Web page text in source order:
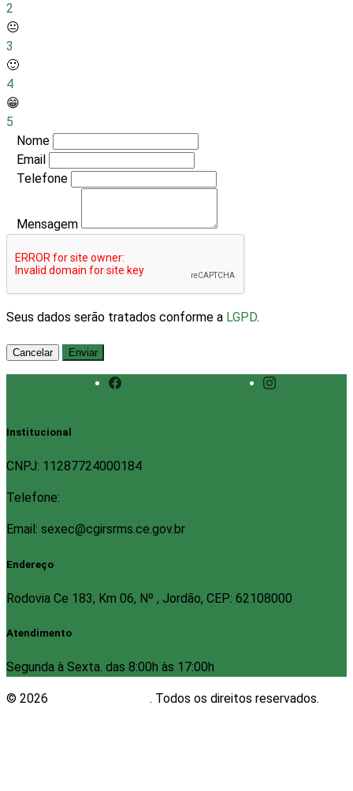
2
😐
3
🙂
4
😁
5
Nome
Email
Telefone
Mensagem
Seus dados serão tratados conforme a LGPD.
Cancelar Enviar
Institucional
CNPJ: 11287724000184
Telefone:
Email: sexec@cgirsrms.ce.gov.br
Endereço
Rodovia Ce 183, Km 06, Nº , Jordão, CEP: 62108000
Atendimento
Segunda à Sexta. das 8:00h às 17:00h
© 2026 . Todos os direitos reservados.